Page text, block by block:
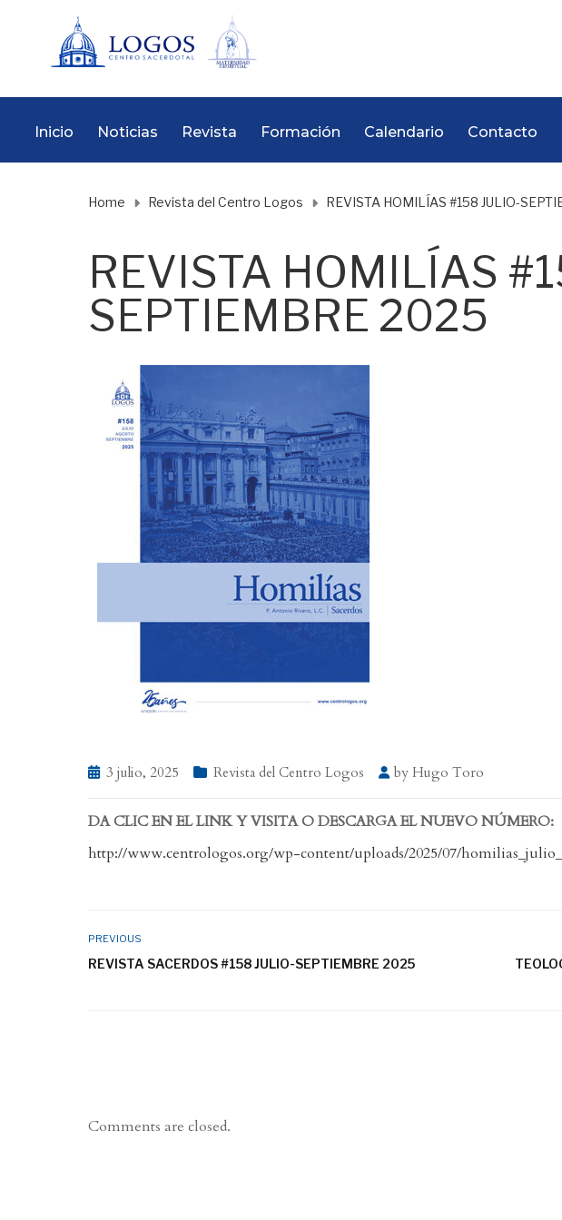
Inicio Noticias Revista Formación Calendario Contacto
Home Revista del Centro Logos REVISTA HOMILÍAS #158 JULIO-
REVISTA HOMILÍAS
SEPTIEMBRE 2025
3 julio, 2025 Revista del Centro Logos by Hugo Toro
DA CLIC EN EL LINK Y VISITA O DESCARGA EL NUEVO NÚMERO:
http://www.centrologos.org/wp-content/uploads/2025/07/
PREVIOUS
REVISTA SACERDOS #158 JULIO-SEPTIEMBRE 2025
Comments are closed.